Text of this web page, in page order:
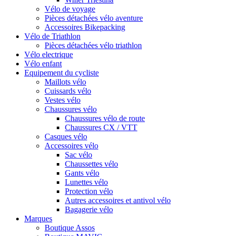
Vélo de voyage
Pièces détachées vélo aventure
Accessoires Bikepacking
Vélo de Triathlon
Pièces détachées vélo triathlon
Vélo electrique
Vélo enfant
Equipement du cycliste
Maillots vélo
Cuissards vélo
Vestes vélo
Chaussures vélo
Chaussures vélo de route
Chaussures CX / VTT
Casques vélo
Accessoires vélo
Sac vélo
Chaussettes vélo
Gants vélo
Lunettes vélo
Protection vélo
Autres accessoires et antivol vélo
Bagagerie vélo
Marques
Boutique Assos